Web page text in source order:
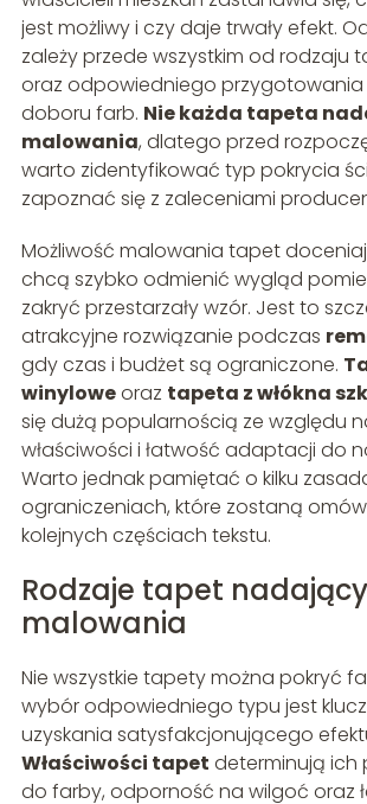
jest możliwy i czy daje trwały efekt.
zależy przede wszystkim od rodzaju
oraz odpowiedniego przygotowania
doboru farb. Nie każda tapeta
malowania, dlatego przed
warto zidentyfikować typ pokrycia
zapoznać się z zaleceniami
Możliwość malowania tapet
chcą szybko odmienić wygląd
zakryć przestarzały wzór. Jest to
atrakcyjne rozwiązanie podczas
gdy czas i budżet są ograniczone.
winyloweoraz tapeta z włókna
się dużą popularnością ze względu
właściwości i łatwość adaptacji do
Warto jednak pamiętać o kilku
ograniczeniach, które zostaną
kolejnych częściach tekstu.
Rodzaje tapet
malowania
Nie wszystkie tapety można pokryć
wybór odpowiedniego typu jest
uzyskania satysfakcjonującego
Właściwości tapet determinują ich
do farby, odporność na wilgoć oraz